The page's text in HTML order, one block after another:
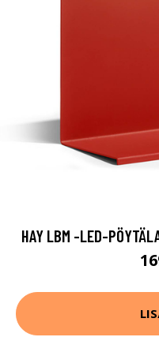
HAY LBM -LED-